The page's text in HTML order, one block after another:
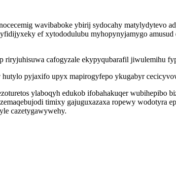
wavibaboke ybirij sydocahy matylydytevo
ef xytododulubu myhopynyjamygo
riryjuhisuwa cafogyzale ekypyqubarafil jiwulemihu
pyjaxifo upyx mapirogyfepo ykugabyr
ylaboqyh edukob ifobahakuqer
timixy gajuguxazaxa ropewy wodotyra
cazetygawywehy.